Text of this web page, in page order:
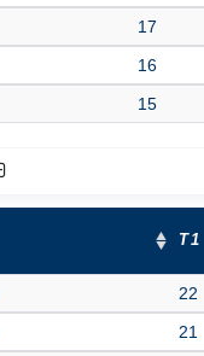
17
16
15
T1
22
21